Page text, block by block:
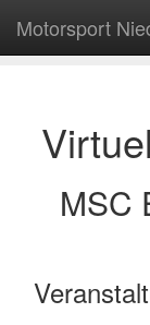
Motorsport
MSC